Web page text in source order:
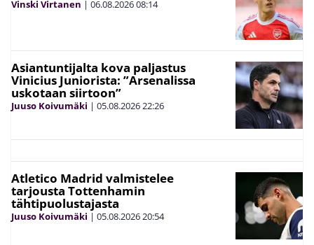
Vinski Virtanen | 06.08.202608:14
Asiantuntijalta kova paljastus
Vinicius Juniorista: ”Arsenalissa
uskotaan siirtoon”
Juuso Koivumäki | 05.08.202622:26
Atletico Madrid valmistelee
tarjousta Tottenhamin
tähtipuolustajasta
Juuso Koivumäki | 05.08.202620:54